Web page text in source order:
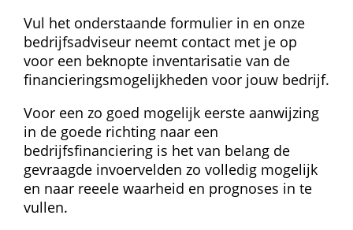
Vul het onderstaande formulier in en onze
bedrijfsadviseur neemt contact met je op
voor een beknopte inventarisatie van de
financieringsmogelijkheden voor jouw bedrijf.
Voor een zo goed mogelijk eerste aanwijzing
in de goede richting naar een
bedrijfsfinanciering is het van belang de
gevraagde invoervelden zo volledig mogelijk
en naar reeele waarheid en prognoses in te
vullen.